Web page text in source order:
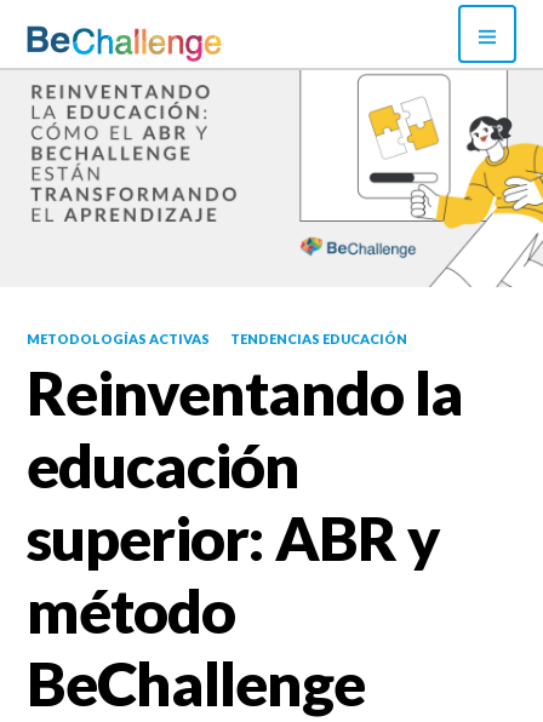
content
Bechallenge
METODOLOGÍAS ACTIVAS TENDENCIAS EDUCACIÓN
Reinventando la
educación
superior: ABR y
método
BeChallenge